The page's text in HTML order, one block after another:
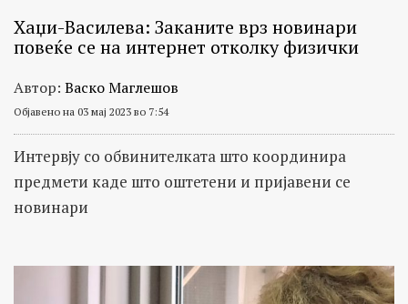
Хаџи-Василева: Заканите врз новинари
повеќе се на интернет отколку физички
Автор: Васко Маглешов
Објавено на 03 мај 2023 во 7:54
Интервју со обвинителката што координира
предмети каде што оштетени и пријавени се
новинари